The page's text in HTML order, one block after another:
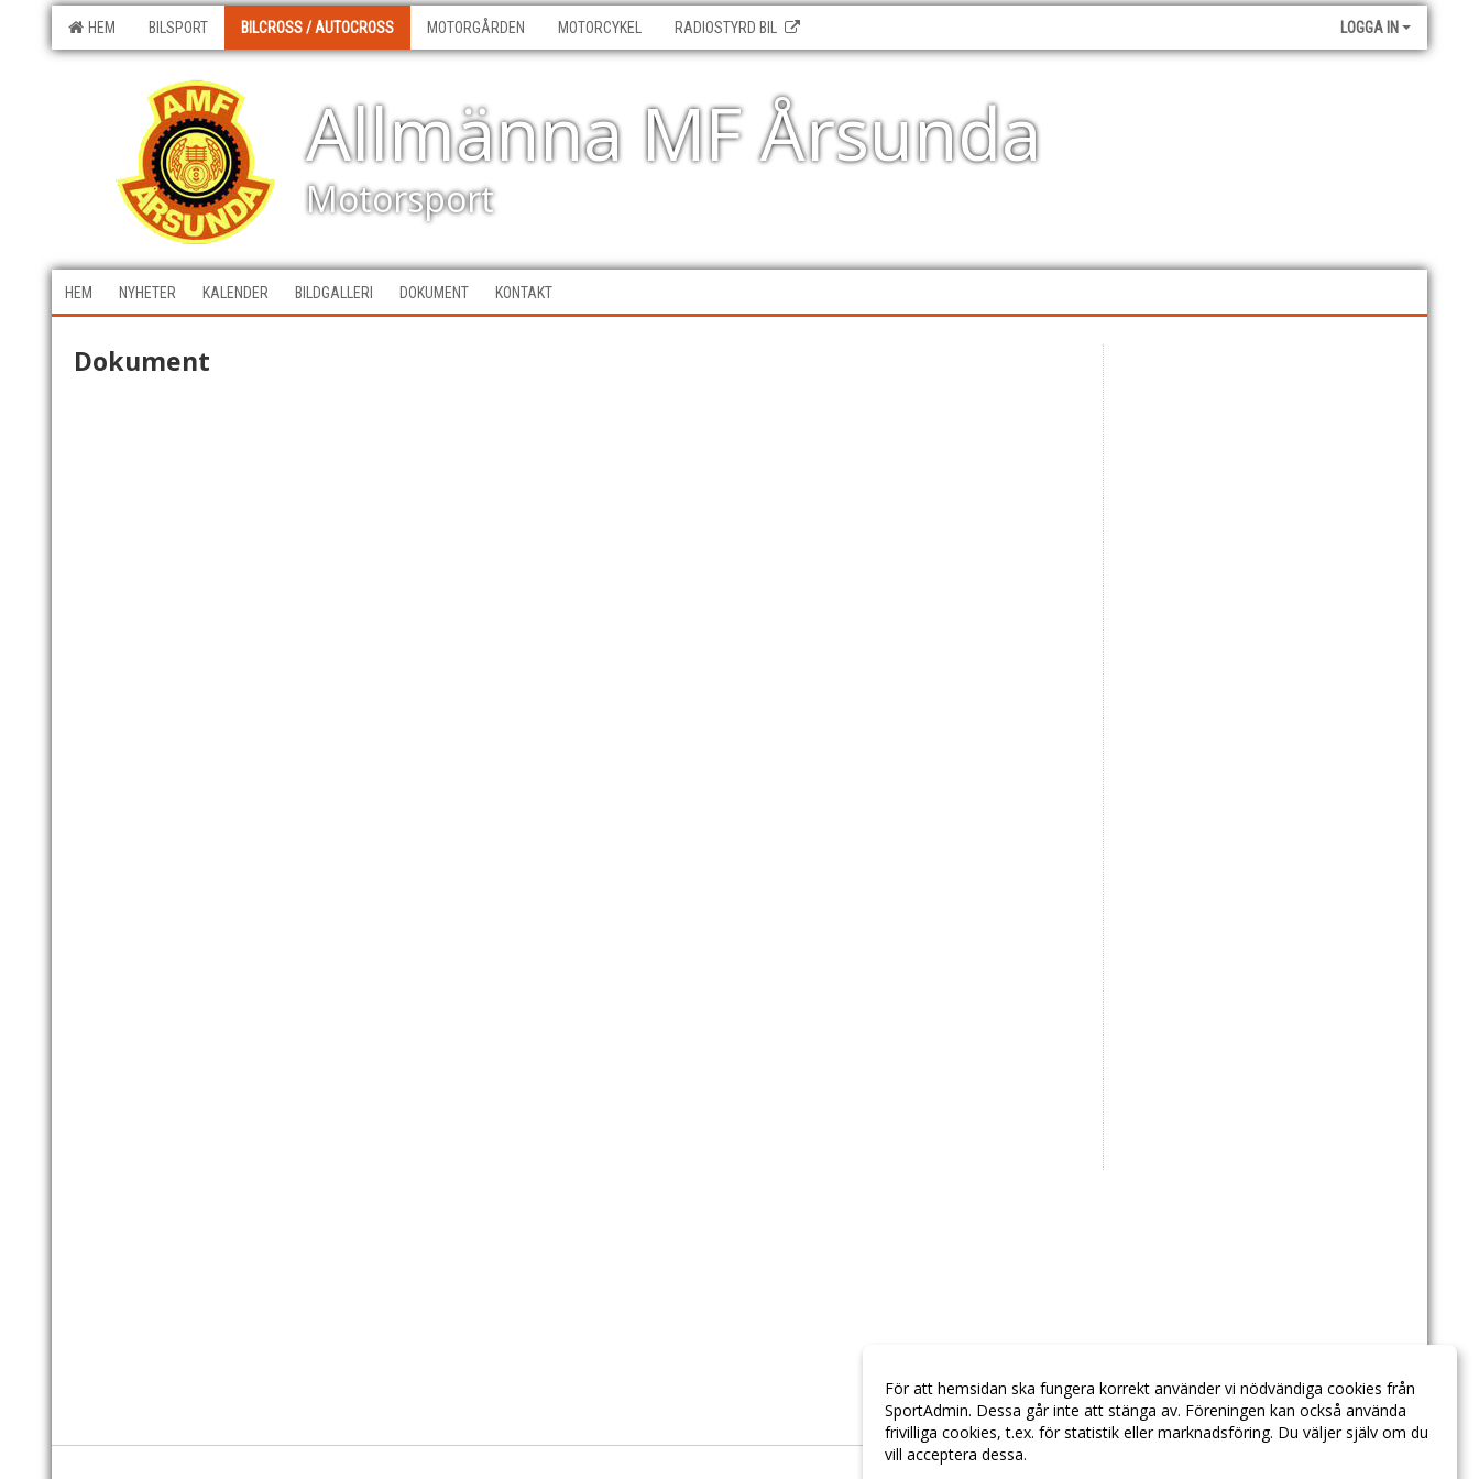
HEM BILSPORT BILCROSS / AUTOCROSS MOTORGÅRDEN MOTORCYKEL RADIOSTYRD BIL LOGGA IN
Allmänna MF Årsunda
Motorsport
HEM NYHETER KALENDER BILDGALLERI DOKUMENT KONTAKT
Dokument
För att hemsidan ska fungera korrekt använder vi nödvändiga cookies från
SportAdmin. Dessa går inte att stänga av. Föreningen kan också använda
frivilliga cookies, t.ex. för statistik eller marknadsföring. Du väljer själv om du
vill acceptera dessa.